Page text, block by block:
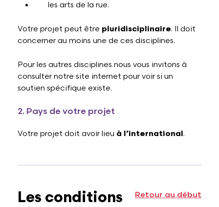
les arts de la rue.
Votre projet peut être pluridisciplinaire. Il doit
concerner au moins une de ces disciplines.
Pour les autres disciplines nous vous invitons à
consulter notre site internet pour voir si un
soutien spécifique existe.
2. Pays de votre projet
Votre projet doit avoir lieu à l’international.
Retour au début
Les conditions